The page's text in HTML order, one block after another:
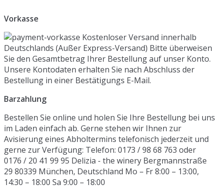
Vorkasse
Kostenloser Versand innerhalb
Deutschlands (Außer Express-Versand) Bitte überweisen
Sie den Gesamtbetrag Ihrer Bestellung auf unser Konto.
Unsere Kontodaten erhalten Sie nach Abschluss der
Bestellung in einer Bestätigungs E-Mail.
Barzahlung
Bestellen Sie online und holen Sie Ihre Bestellung bei uns
im Laden einfach ab. Gerne stehen wir Ihnen zur
Avisierung eines Abholtermins telefonisch jederzeit und
gerne zur Verfügung: Telefon: 0173 / 98 68 763 oder
0176 / 20 41 99 95 Delizia - the winery Bergmannstraße
29 80339 München, Deutschland Mo – Fr 8:00 – 13:00,
14:30 – 18:00 Sa 9:00 – 18:00